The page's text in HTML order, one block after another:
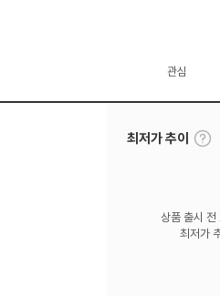
관심
최저가 추이
툴
팁
상품 출시 전
최저가